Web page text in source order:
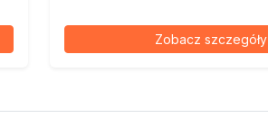
Zobacz szczegóły